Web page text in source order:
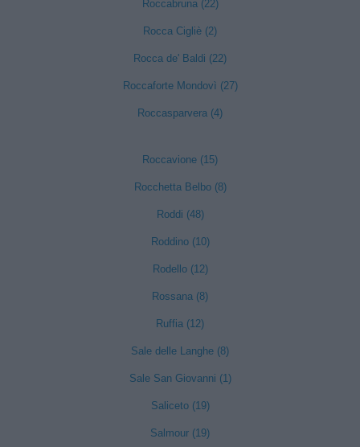
Roccabruna (22)
Rocca Cigliè (2)
Rocca de' Baldi (22)
Roccaforte Mondovì (27)
Roccasparvera (4)
Roccavione (15)
Rocchetta Belbo (8)
Roddi (48)
Roddino (10)
Rodello (12)
Rossana (8)
Ruffia (12)
Sale delle Langhe (8)
Sale San Giovanni (1)
Saliceto (19)
Salmour (19)